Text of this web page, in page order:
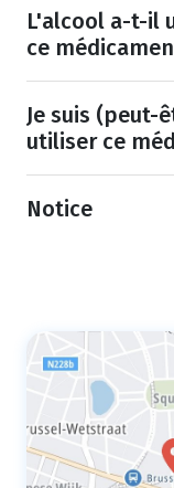
L'alcool a-t-il
ce
Je suis (peut-
utiliser ce
Notice